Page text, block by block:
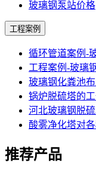
玻璃钢泵站价格
工程案例
循环管道案例-
工程案例-玻璃
玻璃钢化粪池
锅炉脱硫塔的
河北玻璃钢脱
酸雾净化塔对
推荐产品